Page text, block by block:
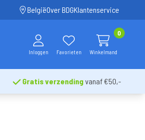
BelgiëOver BDGKlantenservice
Inloggen Favorieten
0
Winkelmand
Gratis verzending vanaf €50,-